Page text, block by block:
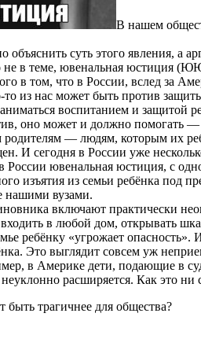
В нашем
объяснить суть этого явления, а
не в теме, ювенальная юстиция
в том, что в России, вслед за
то из нас может быть против
воспитанием и защитой
оно может и должно помогать
родителям — людям, которым их
И сегодня в России уже
России ювенальная юстиция, с
изъятия из семьи ребёнка под
нашими вузами.
включают практически
входить в любой дом, открывать
ребёнку «угрожает
Это выглядит совсем уж
в Америке дети, подающие в
расширяется. Как это ни
быть трагичнее для общества?